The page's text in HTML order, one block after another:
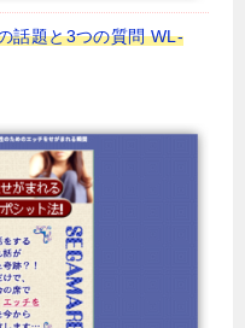
話題と3つの質問 WL-